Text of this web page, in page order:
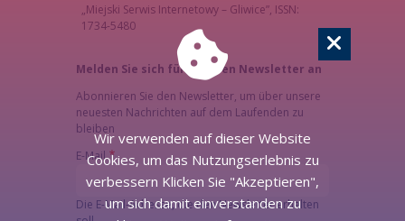
„Miejski Serwis Internetowy – Gliwice”, ISSN:
1734-5480
Melden Sie sich für unseren Newsletter an
Abonnieren Sie den Newsletter, um über unsere
neuesten Nachrichten auf dem Laufenden zu
bleiben
E-Mail
Die E-Mail-Adresse, die den Newsletter erhalten
Wir verwenden auf dieser Website
Cookies, um das Nutzungserlebnis zu
verbessern Klicken Sie "Akzeptieren",
um sich damit einverstanden zu